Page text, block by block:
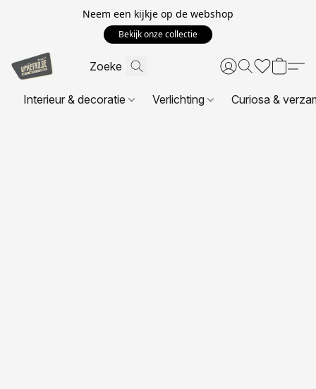
Neem een kijkje op de webshop
Bekijk onze collectie
Interieur & decoratie Verlichting Curiosa &